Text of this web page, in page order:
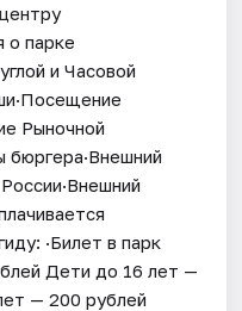
о парке
и Часовой
Рыночной
·Билет в парк
Дети до 16 лет —
— 200 рублей